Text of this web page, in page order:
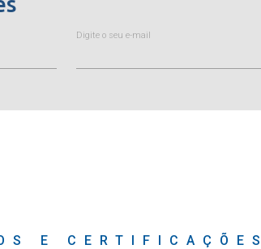
Digite o seu e-mail
E CERTIFICAÇÕES